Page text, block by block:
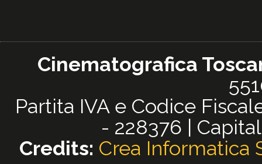
Cinematografica
Partita IVA e Codice
- 228376 |
Credits: Crea Informatica